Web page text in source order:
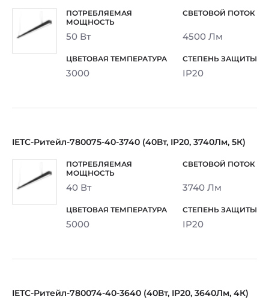
50 Вт 4500 Лм
3000 IP20
IETC-Ритейл-780075-40-3740 (40Вт, IP20, 3740Лм, 5К)
40 Вт 3740 Лм
5000 IP20
IETC-Ритейл-780074-40-3640 (40Вт, IP20, 3640Лм, 4К)